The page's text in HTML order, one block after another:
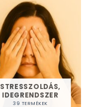
STRESSZOLDÁS,
IDEGRENDSZER
39 TERMÉKEK